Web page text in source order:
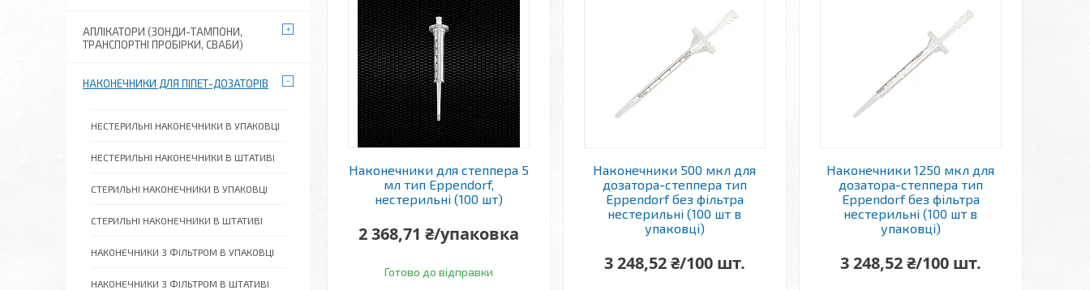
Наконечники для степпера 5
мл тип Eppendorf,
нестерильні (100 шт)
2 368,71 ₴/упаковка
Готово до відправки
Наконечники 500 мкл для
дозатора-степпера тип
Eppendorf без фільтра
нестерильні (100 шт в
упаковці)
3 248,52 ₴/100 шт.
Наконечники 1250 мкл для
дозатора-степпера тип
Eppendorf без фільтра
нестерильні (100 шт в
упаковці)
3 248,52 ₴/100 шт.
АПЛІКАТОРИ (ЗОНДИ-ТАМПОНИ,
ТРАНСПОРТНІ ПРОБІРКИ, СВАБИ)
НАКОНЕЧНИКИ ДЛЯ ПІПЕТ-ДОЗАТОРІВ
НЕСТЕРИЛЬНІ НАКОНЕЧНИКИ В УПАКОВЦІ
НЕСТЕРИЛЬНІ НАКОНЕЧНИКИ В ШТАТИВІ
СТЕРИЛЬНІ НАКОНЕЧНИКИ В УПАКОВЦІ
СТЕРИЛЬНІ НАКОНЕЧНИКИ В ШТАТИВІ
НАКОНЕЧНИКИ З ФІЛЬТРОМ В УПАКОВЦІ
НАКОНЕЧНИКИ З ФІЛЬТРОМ В ШТАТИВІ